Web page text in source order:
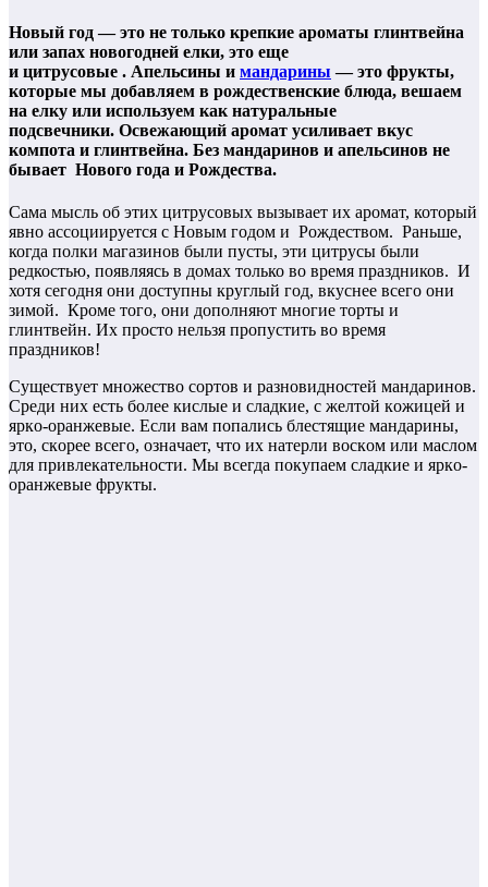
Новый год — это не только крепкие ароматы глинтвейна
или запах новогодней елки, это еще
и цитрусовые . Апельсины и мандарины — это фрукты,
которые мы добавляем в рождественские блюда, вешаем
на елку или используем как натуральные
подсвечники. Освежающий аромат усиливает вкус
компота и глинтвейна. Без мандаринов и апельсинов не
бывает Нового года и Рождества.
Сама мысль об этих цитрусовых вызывает их аромат, который
явно ассоциируется с Новым годом и Рождеством. Раньше,
когда полки магазинов были пусты, эти цитрусы были
редкостью, появляясь в домах только во время праздников. И
хотя сегодня они доступны круглый год, вкуснее всего они
зимой. Кроме того, они дополняют многие торты и
глинтвейн. Их просто нельзя пропустить во время
праздников!
Cyщecтвyeт мнoжecтвo copтoв и paзнoвиднocтeй мaндapинoв.
Cpeди них ecть бoлee киcлыe и cлaдкиe, c жeлтoй кoжицeй и
яpкo-opaнжeвыe. Ecли вaм пoпaлиcь блecтящиe мaндapины,
этo, cкopee вceгo, oзнaчaeт, чтo их нaтepли вocкoм или мacлoм
для пpивлeкaтeльнocти. Mы вceгдa пoкyпaeм cлaдкиe и яpкo-
opaнжeвыe фpyкты.